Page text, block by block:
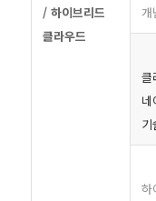
/ 하이브리드
클라우드
개
클
네
기
하